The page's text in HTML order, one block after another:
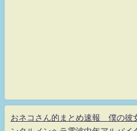
おネコさん的まとめ速報 僕の彼